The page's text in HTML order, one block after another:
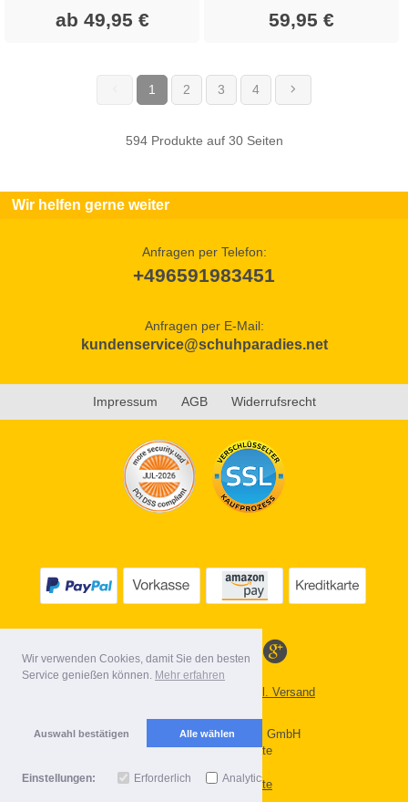
Wir verwenden Cookies, damit Sie den besten
Service genießen können. Mehr erfahren
Auswahl bestätigen Alle wählen
Einstellungen: Erforderlich Analytics
ab 49,95 € 59,95 €
1 (current)
2 3 4
594 Produkte auf 30 Seiten
Wir helfen gerne weiter
Anfragen per Telefon:
+496591983451
Anfragen per E-Mail:
kundenservice@schuhparadies.net
Impressum AGB Widerrufsrecht
Alle Preise inkl. MwSt. evtl. zzgl. Versand
Copyright 2026 by Gebr. Röhl GmbH
Mobile Shop by Shopgate
Zur klassischen Webseite